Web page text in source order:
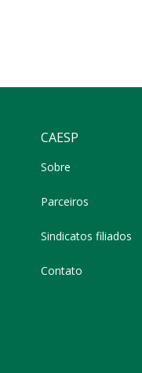
CAESP
Sobre
Parceiros
Sindicatos filiados
Contato